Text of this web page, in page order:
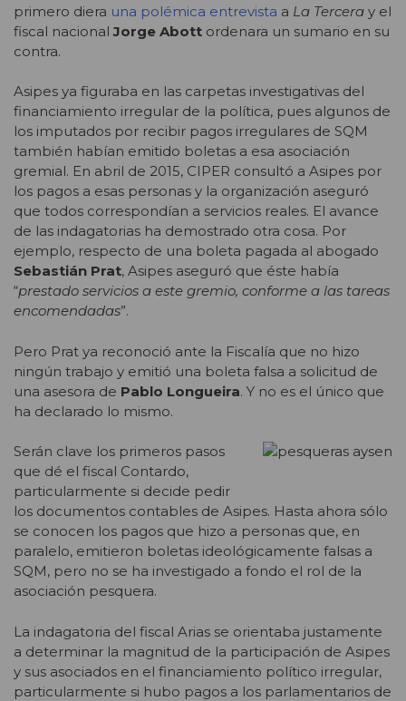
primero diera una polémica entrevista a La Tercera y el
fiscal nacionalJorge Abott ordenara un sumario en su
contra.
Asipes ya figuraba en las carpetas investigativas del
financiamiento irregular de la política, pues algunos de
los imputados por recibir pagos irregulares de SQM
también habían emitido boletas a esa asociación
gremial. En abril de 2015, CIPER consultó a Asipes por
los pagos a esas personas y la organización aseguró
que todos correspondían a servicios reales. El avance
de las indagatorias ha demostrado otra cosa. Por
ejemplo, respecto de una boleta pagada al abogado
Sebastián Prat, Asipes aseguró que éste había
“prestado servicios a este gremio, conforme a las tareas
encomendadas”.
Pero Prat ya reconoció ante la Fiscalía que no hizo
ningún trabajo y emitió una boleta falsa a solicitud de
una asesora de Pablo Longueira. Y no es el único que
ha declarado lo mismo.
Serán clave los primeros pasos
que dé el fiscal Contardo,
particularmente si decide pedir
los documentos contables de Asipes. Hasta ahora sólo
se conocen los pagos que hizo a personas que, en
paralelo, emitieron boletas ideológicamente falsas a
SQM, pero no se ha investigado a fondo el rol de la
asociación pesquera.
La indagatoria del fiscal Arias se orientaba justamente
a determinar la magnitud de la participación de Asipes
y sus asociados en el financiamiento político irregular,
particularmente si hubo pagos a los parlamentarios de